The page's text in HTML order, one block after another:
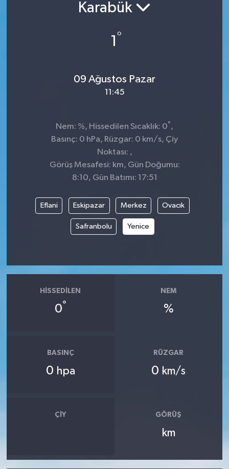
Karabük
1 °
09 Ağustos Pazar
11:45
Nem: %, Hissedilen Sıcaklık: 0° ,
Basınç: 0 hPa, Rüzgar: 0 km/s, Çiy
Noktası: ,
Görüş Mesafesi: km, Gün Doğumu:
8:10, Gün Batımı: 17:51
Eflani Eskipazar Merkez Ovacık
Safranbolu Yenice
HISSEDILEN
0°
NEM
%
BASINÇ
0 hpa
RÜZGAR
0 km/s
ÇIY GÖRÜŞ
km